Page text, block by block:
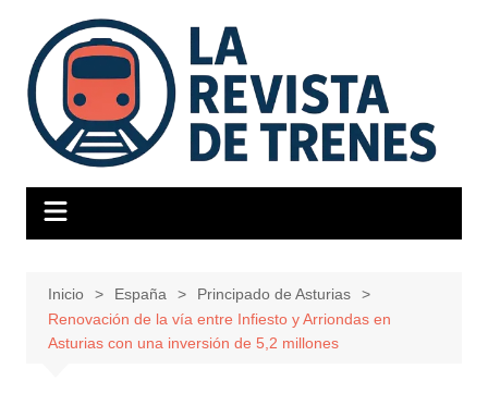
contenido
Inicio España
Principado de Asturias
Renovación de la vía entre Infiesto y Arriondas en
Asturias con una inversión de 5,2 millones